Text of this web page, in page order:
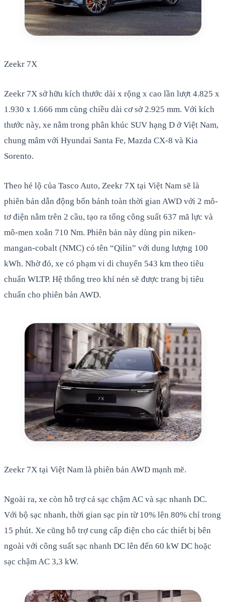
Zeekr 7X
Zeekr 7X sở hữu kích thước dài x rộng x cao lần lượt 4.825 x
1.930 x 1.666 mm cùng chiều dài cơ sở 2.925 mm. Với kích
thước này, xe nằm trong phân khúc SUV hạng D ở Việt Nam,
chung mâm với Hyundai Santa Fe, Mazda CX-8 và Kia
Sorento.
Theo hé lộ của Tasco Auto, Zeekr 7X tại Việt Nam sẽ là
phiên bản dẫn động bốn bánh toàn thời gian AWD với 2 mô-
tơ điện nằm trên 2 cầu, tạo ra tổng công suất 637 mã lực và
mô-men xoắn 710 Nm. Phiên bản này dùng pin niken-
mangan-cobalt (NMC) có tên “Qilin” với dung lượng 100
kWh. Nhờ đó, xe có phạm vi di chuyển 543 km theo tiêu
chuẩn WLTP. Hệ thống treo khí nén sẽ được trang bị tiêu
chuẩn cho phiên bản AWD.
Zeekr 7X tại Việt Nam là phiên bản AWD mạnh mẽ.
Ngoài ra, xe còn hỗ trợ cả sạc chậm AC và sạc nhanh DC.
Với bộ sạc nhanh, thời gian sạc pin từ 10% lên 80% chỉ trong
15 phút. Xe cũng hỗ trợ cung cấp điện cho các thiết bị bên
ngoài với công suất sạc nhanh DC lên đến 60 kW DC hoặc
sạc chậm AC 3,3 kW.